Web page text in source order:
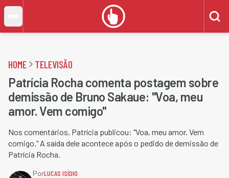
HOME TELEVISÃO
Patrícia Rocha comenta postagem sobre
demissão de Bruno Sakaue: "Voa, meu
amor. Vem comigo"
Nos comentários, Patrícia publicou: "Voa, meu amor. Vem
comigo." A saída dele acontece após o pedido de demissão de
Patrícia Rocha.
PorLUCAS ISÍDIO